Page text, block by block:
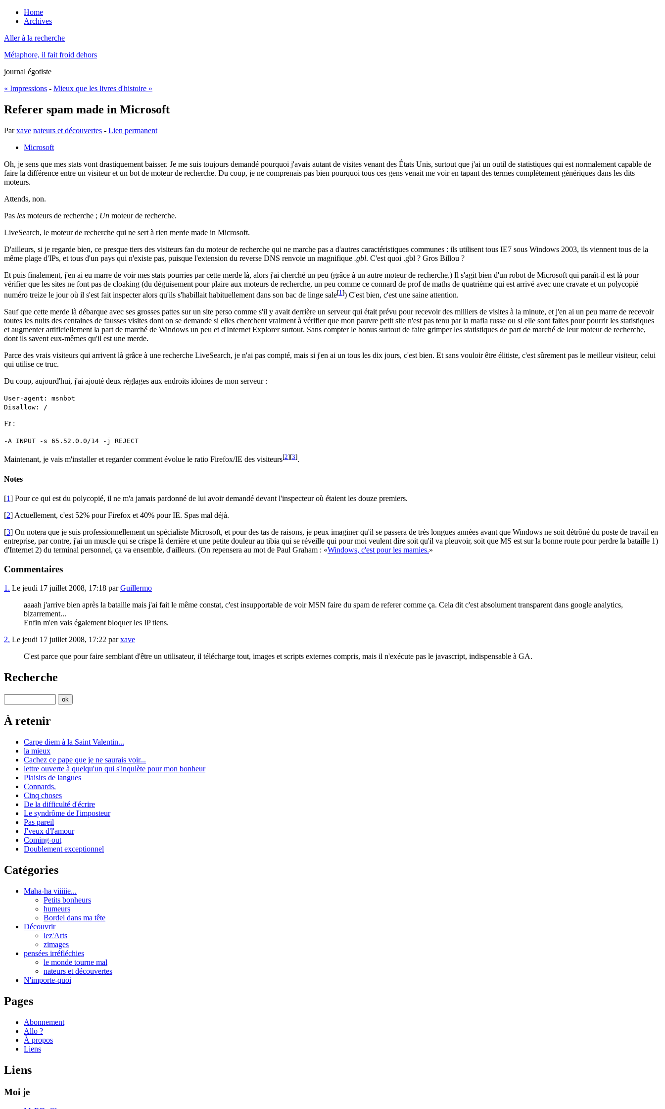
Home
Archives
Aller à la recherche
Métaphore, il fait froid dehors
journal égotiste
« Impressions - Mieux que les livres d'histoire »
Referer spam made in Microsoft
Parxave nateurs et découvertes - Lien permanent
Microsoft
Oh, je sens que mes stats vont drastiquement baisser. Je me suis toujours demandé pourquoi j'avais autant de visites venant des États Unis, surtout que j'ai un outil de statistiques qui est normalement capable de
faire la différence entre un visiteur et un bot de moteur de recherche. Du coup, je ne comprenais pas bien pourquoi tous ces gens venait me voir en tapant des termes complètement génériques dans les dits
moteurs.
Attends, non.
Pas les moteurs de recherche ; Un moteur de recherche.
LiveSearch, le moteur de recherche qui ne sert à rien merde made in Microsoft.
D'ailleurs, si je regarde bien, ce presque tiers des visiteurs fan du moteur de recherche qui ne marche pas a d'autres caractéristiques communes : ils utilisent tous IE7 sous Windows 2003, ils viennent tous de la
même plage d'IPs, et tous d'un pays qui n'existe pas, puisque l'extension du reverse DNS renvoie un magnifique .gbl. C'est quoi .gbl ? Gros Billou ?
Et puis finalement, j'en ai eu marre de voir mes stats pourries par cette merde là, alors j'ai cherché un peu (grâce à un autre moteur de recherche.) Il s'agit bien d'un robot de Microsoft qui paraît-il est là pour
vérifier que les sites ne font pas de cloaking (du déguisement pour plaire aux moteurs de recherche, un peu comme ce connard de prof de maths de quatrième qui est arrivé avec une cravate et un polycopié
numéro treize le jour où il s'est fait inspecter alors qu'ils s'habillait habituellement dans son bac de linge sale[1 ]) C'est bien, c'est une saine attention.
Sauf que cette merde là débarque avec ses grosses pattes sur un site perso comme s'il y avait derrière un serveur qui était prévu pour recevoir des milliers de visites à la minute, et j'en ai un peu marre de recevoir
toutes les nuits des centaines de fausses visites dont on se demande si elles cherchent vraiment à vérifier que mon pauvre petit site n'est pas tenu par la mafia russe ou si elle sont faites pour pourrir les statistiques
et augmenter artificiellement la part de marché de Windows un peu et d'Internet Explorer surtout. Sans compter le bonus surtout de faire grimper les statistiques de part de marché de leur moteur de recherche,
dont ils savent eux-mêmes qu'il est une merde.
Parce des vrais visiteurs qui arrivent là grâce à une recherche LiveSearch, je n'ai pas compté, mais si j'en ai un tous les dix jours, c'est bien. Et sans vouloir être élitiste, c'est sûrement pas le meilleur visiteur, celui
qui utilise ce truc.
Du coup, aujourd'hui, j'ai ajouté deux réglages aux endroits idoines de mon serveur :
User-agent: msnbot
Disallow: /
Et :
-A INPUT -s 65.52.0.0/14 -j REJECT
Maintenant, je vais m'installer et regarder comment évolue le ratio Firefox/IE des visiteurs[2][3].
Notes
[1] Pour ce qui est du polycopié, il ne m'a jamais pardonné de lui avoir demandé devant l'inspecteur où étaient les douze premiers.
[2] Actuellement, c'est 52% pour Firefox et 40% pour IE. Spas mal déjà.
[3] On notera que je suis professionnellement un spécialiste Microsoft, et pour des tas de raisons, je peux imaginer qu'il se passera de très longues années avant que Windows ne soit détrôné du poste de travail en
entreprise, par contre, j'ai un muscle qui se crispe là derrière et une petite douleur au tibia qui se réveille qui pour moi veulent dire soit qu'il va pleuvoir, soit que MS est sur la bonne route pour perdre la bataille 1)
d'Internet 2) du terminal personnel, ça va ensemble, d'ailleurs. (On repensera au mot de Paul Graham :
Windows, c'est pour les mamies.
Commentaires
1. Le jeudi 17 juillet 2008, 17:18 parGuillermo
aaaah j'arrive bien après la bataille mais j'ai fait le même constat, c'est insupportable de voir MSN faire du spam de referer comme ça. Cela dit c'est absolument transparent dans google analytics,
bizarrement...
Enfin m'en vais également bloquer les IP tiens.
2. Le jeudi 17 juillet 2008, 17:22 parxave
C'est parce que pour faire semblant d'être un utilisateur, il télécharge tout, images et scripts externes compris, mais il n'exécute pas le javascript, indispensable à GA.
Recherche
À retenir
Carpe diem à la Saint Valentin...
la mieux
Cachez ce pape que je ne saurais voir...
lettre ouverte à quelqu'un qui s'inquiète pour mon bonheur
Plaisirs de langues
Connards.
Cinq choses
De la difficulté d'écrire
Le syndrôme de l'imposteur
Pas pareil
J'veux d'l'amour
Coming-out
Doublement exceptionnel
Catégories
Maha-ha viiiiie...
Petits bonheurs
humeurs
Bordel dans ma tête
Découvrir
lez'Arts
zimages
pensées irréfléchies
le monde tourne mal
nateurs et découvertes
N'importe-quoi
Pages
Abonnement
Allo ?
À propos
Liens
Liens
Moi je